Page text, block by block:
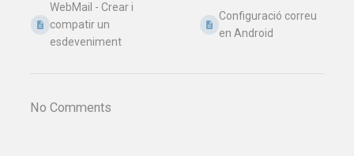
WebMail - Crear i
compatir un
esdeveniment
Configuració correu
en Android
No Comments